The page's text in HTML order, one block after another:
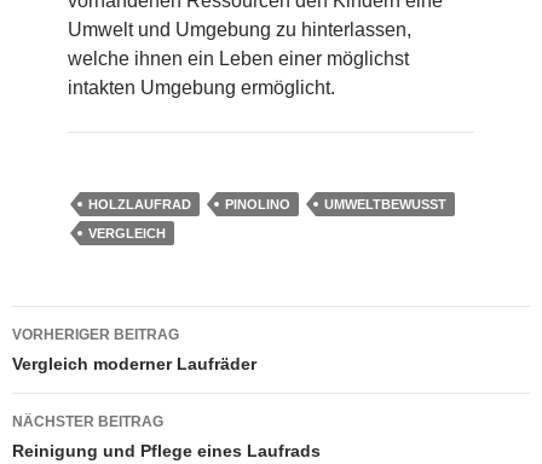
Umwelt und Umgebung zu hinterlassen,
welche ihnen ein Leben einer möglichst
intakten Umgebung ermöglicht.
HOLZLAUFRAD PINOLINO
UMWELTBEWUSST
VERGLEICH
Beitragsnavigation
VORHERIGER BEITRAG
Vergleich moderner Laufräder
NÄCHSTER BEITRAG
Reinigung und Pflege eines Laufrads